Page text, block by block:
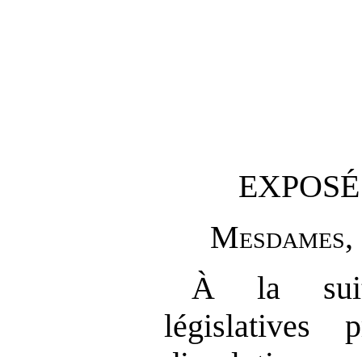
Mesdames
À la
législatives